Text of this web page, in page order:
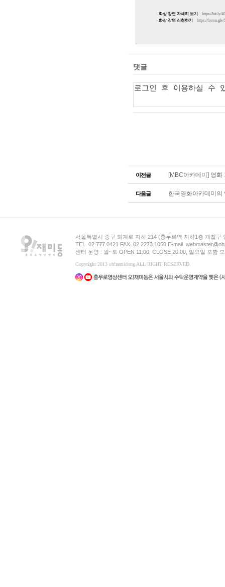
· 화상 강연 자세히 보기
https://bit.ly/
· 화상 강연 신청하기
https://
이전글 [MBC아카데미] 영
다음글 한국영화아카데미의
서울특별시 중구 퇴계로 지하 214 (충무로역 지하1층 개찰구
TEL. 02.777.0421 FAX. 02.2273.1050 E-mail.
센터 운영 : 월~토 OPEN 11:00, CLOSE 20:00, 일요일 포함
Copyright 2013 oh!zemidong ALL RIGHT RESERVED.